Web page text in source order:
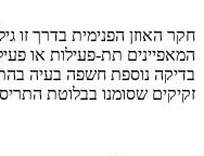
חקר האוזן הפנימית בדרך זו
המאפיינים תת-פעילות או
בדיקה נוספת חשפה בעיה
זקיקים שסומנו בבלוטת